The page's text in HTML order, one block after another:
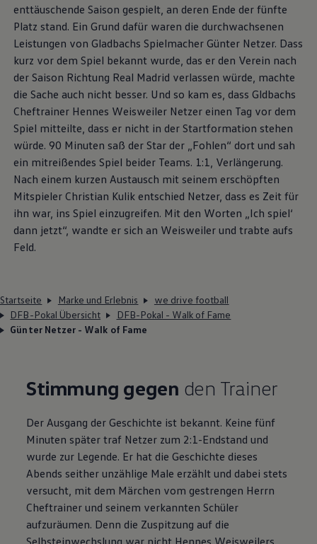
enttäuschende Saison gespielt, an deren Ende der fünfte
Platz stand. Ein Grund dafür waren die durchwachsenen
Leistungen von Gladbachs Spielmacher Günter Netzer. Dass
kurz vor dem Spiel bekannt wurde, das er den Verein nach
der Saison Richtung Real Madrid verlassen würde, machte
die Sache auch nicht besser. Und so kam es, dass Gldbachs
Cheftrainer Hennes Weisweiler Netzer einen Tag vor dem
Spiel mitteilte, dass er nicht in der Startformation stehen
würde. 90 Minuten saß der Star der „Fohlen“ dort und sah
ein mitreißendes Spiel beider Teams. 1:1, Verlängerung.
Nach einem kurzen Austausch mit seinem erschöpften
Mitspieler Christian Kulik entschied Netzer, dass es Zeit für
ihn war, ins Spiel einzugreifen. Mit den Worten „Ich spiel‘
dann jetzt“, wandte er sich an Weisweiler und trabte aufs
Feld.
Startseite Marke und Erlebnis
we drive football
DFB-Pokal Übersicht
DFB-Pokal - Walk of Fame
Günter Netzer - Walk of Fame
Stimmung gegen den Trainer​
Der Ausgang der Geschichte ist bekannt. Keine fünf
Minuten später traf Netzer zum 2:1-Endstand und
wurde zur Legende. Er hat die Geschichte dieses
Abends seither unzählige Male erzählt und dabei stets
versucht, mit dem Märchen vom gestrengen Herrn
Cheftrainer und seinem verkannten Schüler
aufzuräumen. Denn die Zuspitzung auf die
Selbsteinwechslung war nicht Hennes Weisweilers